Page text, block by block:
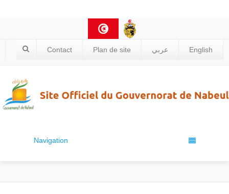
Contact Plan de site عربي English
Navigation